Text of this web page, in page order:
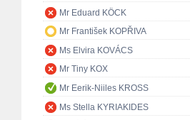
Mr Eduard KÖCK
Mr František KOPŘIVA
Ms Elvira KOVÁCS
Mr Tiny KOX
Mr Eerik-Niiles KROSS
Ms Stella KYRIAKIDES